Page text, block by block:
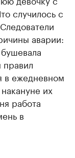
случилось с
аварии:
правил
в ежедневном
их
работа
в